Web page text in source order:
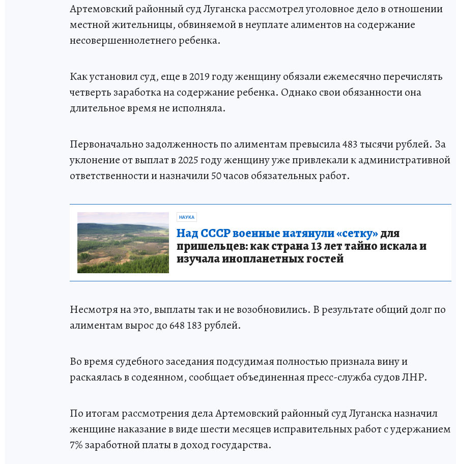
Артемовский районный суд Луганска рассмотрел уголовное дело в отношении
местной жительницы, обвиняемой в неуплате алиментов на содержание
несовершеннолетнего ребенка.
Как установил суд, еще в 2019 году женщину обязали ежемесячно перечислять
четверть заработка на содержание ребенка. Однако свои обязанности она
длительное время не исполняла.
Первоначально задолженность по алиментам превысила 483 тысячи рублей. За
уклонение от выплат в 2025 году женщину уже привлекали к административной
ответственности и назначили 50 часов обязательных работ.
НАУКА
Над СССР военные натянули «сетку»для
пришельцев: как страна 13 лет тайно искала и
изучала инопланетных гостей
Несмотря на это, выплаты так и не возобновились. В результате общий долг по
алиментам вырос до 648 183 рублей.
Во время судебного заседания подсудимая полностью признала вину и
раскаялась в содеянном, сообщает объединенная пресс-служба судов ЛНР.
По итогам рассмотрения дела Артемовский районный суд Луганска назначил
женщине наказание в виде шести месяцев исправительных работ с удержанием
7% заработной платы в доход государства.